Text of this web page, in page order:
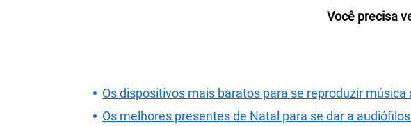
Você precisa
Os dispositivos mais baratos para se reproduzir
Os melhores presentes de Natal para se dar a